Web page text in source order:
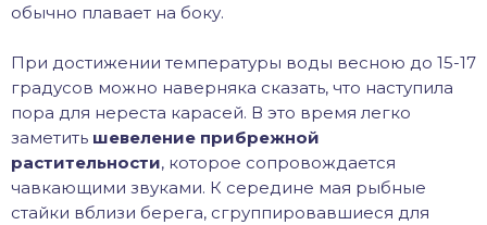
обычно плавает на боку.
При достижении температуры воды весною до 15-17
градусов можно наверняка сказать, что наступила
пора для нереста карасей. В это время легко
заметить шевеление прибрежной
растительности, которое сопровождается
чавкающими звуками. К середине мая рыбные
стайки вблизи берега, сгруппировавшиеся для